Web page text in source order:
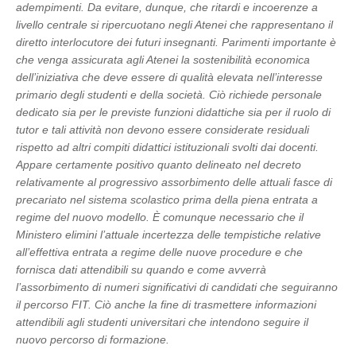
adempimenti. Da evitare, dunque, che ritardi e incoerenze a
livello centrale si ripercuotano negli Atenei che rappresentano il
diretto interlocutore dei futuri insegnanti. Parimenti importante è
che venga assicurata agli Atenei la sostenibilità economica
dell’iniziativa che deve essere di qualità elevata nell’interesse
primario degli studenti e della società. Ciò richiede personale
dedicato sia per le previste funzioni didattiche sia per il ruolo di
tutor e tali attività non devono essere considerate residuali
rispetto ad altri compiti didattici istituzionali svolti dai docenti.
Appare certamente positivo quanto delineato nel decreto
relativamente al progressivo assorbimento delle attuali fasce di
precariato nel sistema scolastico prima della piena entrata a
regime del nuovo modello. È comunque necessario che il
Ministero elimini l’attuale incertezza delle tempistiche relative
all’effettiva entrata a regime delle nuove procedure e che
fornisca dati attendibili su quando e come avverrà
l’assorbimento di numeri significativi di candidati che seguiranno
il percorso FIT. Ciò anche la fine di trasmettere informazioni
attendibili agli studenti universitari che intendono seguire il
nuovo percorso di formazione.